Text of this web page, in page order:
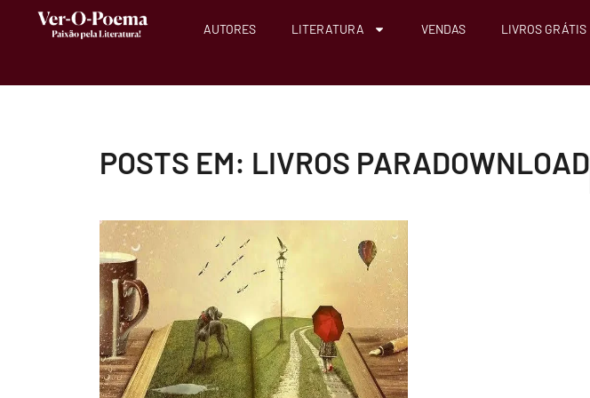
AUTORES LITERATURA VENDAS LIVROS GRÁTIS
POSTS EM: LIVROS PARADOWNLOAD